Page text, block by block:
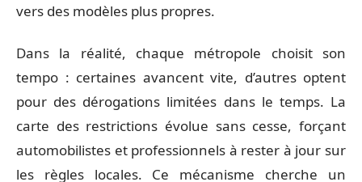
vers des modèles plus propres.
Dans la réalité, chaque métropole choisit son
tempo : certaines avancent vite, d’autres optent
pour des dérogations limitées dans le temps. La
carte des restrictions évolue sans cesse, forçant
automobilistes et professionnels à rester à jour sur
les règles locales. Ce mécanisme cherche un